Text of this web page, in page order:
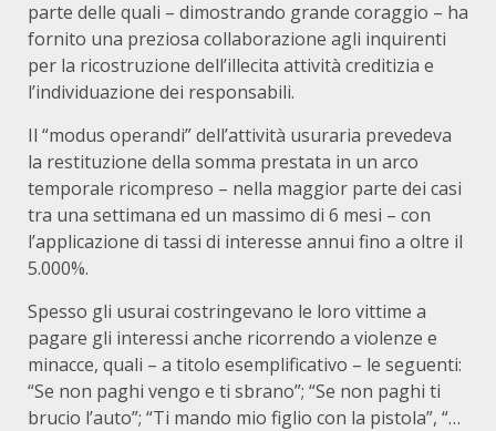
parte delle quali – dimostrando grande coraggio – ha
fornito una preziosa collaborazione agli inquirenti
per la ricostruzione dell’illecita attività creditizia e
l’individuazione dei responsabili.
Il “modus operandi” dell’attività usuraria prevedeva
la restituzione della somma prestata in un arco
temporale ricompreso – nella maggior parte dei casi
tra una settimana ed un massimo di 6 mesi – con
l’applicazione di tassi di interesse annui fino a oltre il
5.000%.
Spesso gli usurai costringevano le loro vittime a
pagare gli interessi anche ricorrendo a violenze e
minacce, quali – a titolo esemplificativo – le seguenti:
“Se non paghi vengo e ti sbrano”; “Se non paghi ti
brucio l’auto”; “Ti mando mio figlio con la pistola”, “…